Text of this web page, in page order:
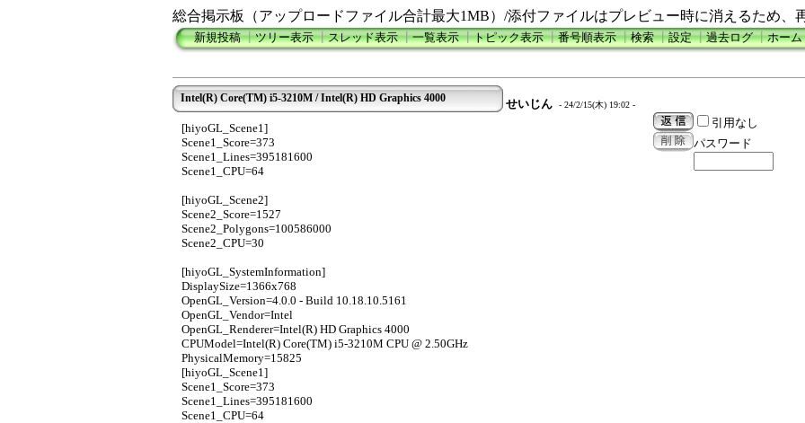
総合掲示板（アップロードファイル合計最大1MB）/添付ファイルはプレビュー時に消えるため、
新規投稿┃ツリー表示┃スレッド表示┃一覧表示┃トピック表示┃番号順表示┃検索┃設定┃過去ログ┃ホーム
Intel(R) Core(TM) i5-3210M / Intel(R) HD Graphics 4000 せいじん - 24/2/15(木) 19:02 -
[hiyoGL_Scene1]
Scene1_Score=373
Scene1_Lines=395181600
Scene1_CPU=64
[hiyoGL_Scene2]
Scene2_Score=1527
Scene2_Polygons=100586000
Scene2_CPU=30
[hiyoGL_SystemInformation]
DisplaySize=1366x768
OpenGL_Version=4.0.0 - Build 10.18.10.5161
OpenGL_Vendor=Intel
OpenGL_Renderer=Intel(R) HD Graphics 4000
CPUModel=Intel(R) Core(TM) i5-3210M CPU @ 2.50GHz
PhysicalMemory=15825
[hiyoGL_Scene1]
Scene1_Score=373
Scene1_Lines=395181600
Scene1_CPU=64
引用なし
パスワード